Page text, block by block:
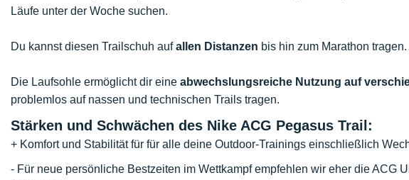
Läufe unter der Woche suchen.
Du kannst diesen Trailschuh aufallen Distanzen bis hin zum Marathon tragen.
Die Laufsohle ermöglicht dir eine abwechslungsreiche Nutzung auf
problemlos auf nassen und technischen Trails tragen.
Stärken und Schwächen des Nike ACG Pegasus Trail:
+ Komfort und Stabilität für für alle deine Outdoor-Trainings einschließlich
- Für neue persönliche Bestzeiten im Wettkampf empfehlen wir eher die ACG